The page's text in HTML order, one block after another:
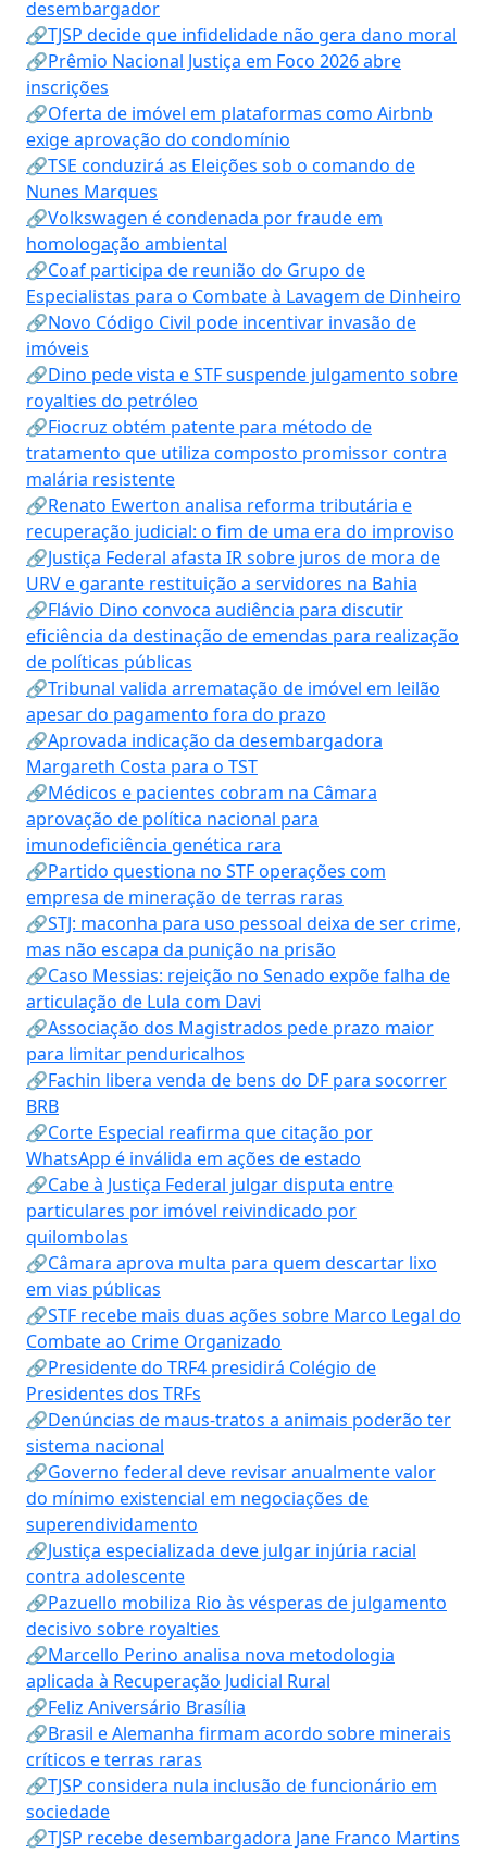
desembargador
🔗TJSP decide que infidelidade não gera dano moral
🔗Prêmio Nacional Justiça em Foco 2026 abre
inscrições
🔗Oferta de imóvel em plataformas como Airbnb
exige aprovação do condomínio
🔗TSE conduzirá as Eleições sob o comando de
Nunes Marques
🔗Volkswagen é condenada por fraude em
homologação ambiental
🔗Coaf participa de reunião do Grupo de
Especialistas para o Combate à Lavagem de Dinheiro
🔗Novo Código Civil pode incentivar invasão de
imóveis
🔗Dino pede vista e STF suspende julgamento sobre
royalties do petróleo
🔗Fiocruz obtém patente para método de
tratamento que utiliza composto promissor contra
malária resistente
🔗Renato Ewerton analisa reforma tributária e
recuperação judicial: o fim de uma era do improviso
🔗Justiça Federal afasta IR sobre juros de mora de
URV e garante restituição a servidores na Bahia
🔗Flávio Dino convoca audiência para discutir
eficiência da destinação de emendas para realização
de políticas públicas
🔗Tribunal valida arrematação de imóvel em leilão
apesar do pagamento fora do prazo
🔗Aprovada indicação da desembargadora
Margareth Costa para o TST
🔗Médicos e pacientes cobram na Câmara
aprovação de política nacional para
imunodeficiência genética rara
🔗Partido questiona no STF operações com
empresa de mineração de terras raras
🔗STJ: maconha para uso pessoal deixa de ser crime,
mas não escapa da punição na prisão
🔗Caso Messias: rejeição no Senado expõe falha de
articulação de Lula com Davi
🔗Associação dos Magistrados pede prazo maior
para limitar penduricalhos
🔗Fachin libera venda de bens do DF para socorrer
BRB
🔗Corte Especial reafirma que citação por
WhatsApp é inválida em ações de estado
🔗Cabe à Justiça Federal julgar disputa entre
particulares por imóvel reivindicado por
quilombolas
🔗Câmara aprova multa para quem descartar lixo
em vias públicas
🔗STF recebe mais duas ações sobre Marco Legal do
Combate ao Crime Organizado
🔗Presidente do TRF4 presidirá Colégio de
Presidentes dos TRFs
🔗Denúncias de maus-tratos a animais poderão ter
sistema nacional
🔗Governo federal deve revisar anualmente valor
do mínimo existencial em negociações de
superendividamento
🔗Justiça especializada deve julgar injúria racial
contra adolescente
🔗Pazuello mobiliza Rio às vésperas de julgamento
decisivo sobre royalties
🔗Marcello Perino analisa nova metodologia
aplicada à Recuperação Judicial Rural
🔗Feliz Aniversário Brasília
🔗Brasil e Alemanha firmam acordo sobre minerais
críticos e terras raras
🔗TJSP considera nula inclusão de funcionário em
sociedade
🔗TJSP recebe desembargadora Jane Franco Martins